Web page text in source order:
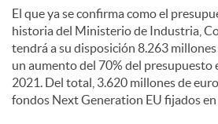
l
e
El que ya se confirma como el
historia del Ministerio de Industria,
tendrá a su disposición 8.263
un aumento del 70% del presupuesto
2021. Del total, 3.620 millones de
fondos Next Generation EU fijados en